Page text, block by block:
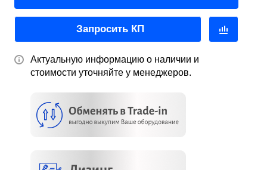
Запросить КП
Актуальную информацию о наличии и
стоимости уточняйте у менеджеров.